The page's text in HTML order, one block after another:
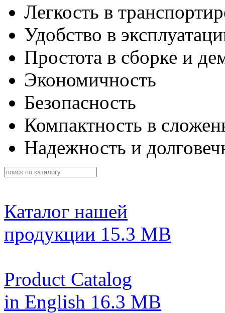
Легкость в
Удобство в
Простота в сборке и
Экономичность
Безопасность
Компактность в
Надежность и
Каталог нашей
продукции 15.3 MB
Product Catalog
in English 16.3 MB